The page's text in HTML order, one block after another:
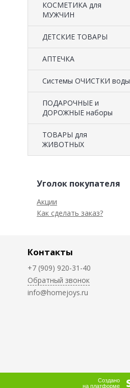
КОСМЕТИКА для
МУЖЧИН
ДЕТСКИЕ ТОВАРЫ
АПТЕЧКА
Системы ОЧИСТКИ воды
ПОДАРОЧНЫЕ и
ДОРОЖНЫЕ наборы
ТОВАРЫ для
ЖИВОТНЫХ
Уголок покупателя
Акции
Как сделать заказ?
Контакты
+7 (909) 920-31-40
Обратный звонок
info@homejoys.ru
Создано
на платформе